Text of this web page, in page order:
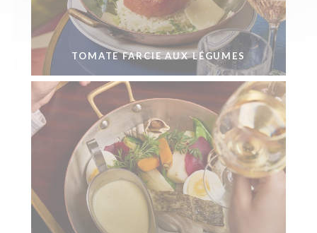
TOMATE FARCIE AUX LÉGUMES